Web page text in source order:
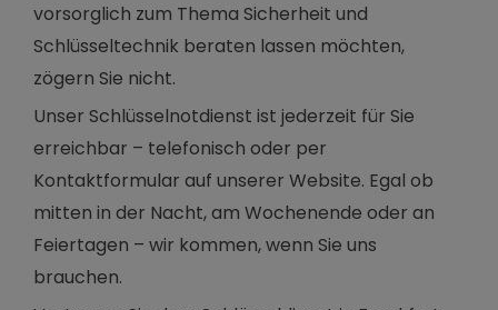
vorsorglich zum Thema Sicherheit und
Schlüsseltechnik beraten lassen möchten,
zögern Sie nicht.
Unser Schlüsselnotdienst ist jederzeit für Sie
erreichbar – telefonisch oder per
Kontaktformular auf unserer Website. Egal ob
mitten in der Nacht, am Wochenende oder an
Feiertagen – wir kommen, wenn Sie uns
brauchen.